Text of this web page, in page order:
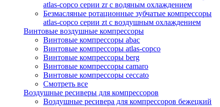
atlas-copco серии zr с водяным охлаждением
Безмасляные ротационные зубчатые компрессоры
atlas-copco серии zt с воздушным охлаждением
Винтовые воздушные компрессоры
Винтовые компрессоры abac
Винтовые компрессоры atlas-copco
Винтовые компрессоры berg
Винтовые компрессоры camaro
Винтовые компрессоры ceccato
Смотреть все
Воздушные ресиверы для компрессоров
Воздушные ресивера для компрессоров бежецкий